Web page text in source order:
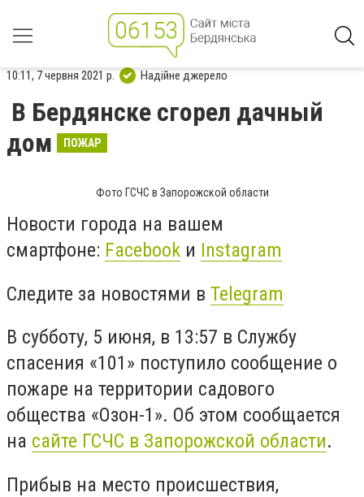
10:11, 7 червня 2021 р. Надійне джерело
В Бердянске сгорел дачный
дом
ПОЖАР
Фото ГСЧС в Запорожской области
Новости города на вашем
смартфоне: Facebook и Instagram
Следите за новостями в Telegram
В субботу, 5 июня, в 13:57 в Службу
спасения «101» поступило сообщение о
пожаре на территории садового
общества «Озон-1». Об этом сообщается
на сайте ГСЧС в Запорожской области.
Прибыв на место происшествия,